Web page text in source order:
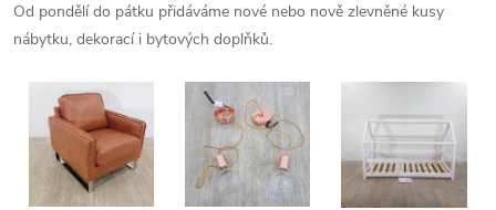
Od pondělí do pátku přidáváme nové nebo nově zlevněné kusy
nábytku, dekorací i bytových doplňků.